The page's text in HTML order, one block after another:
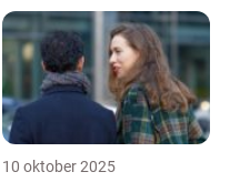
10 oktober 2025